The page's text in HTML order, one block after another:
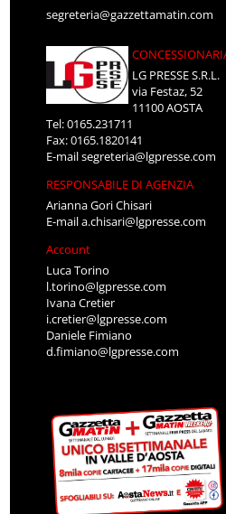
segreteria@gazzettamatin.com
LG PRESSE S.R.L.
via Festaz, 52
11100 AOSTA
Tel: 0165.231711
Fax: 0165.1820141
E-mailsegreteria@lgpresse.com
RESPONSABILE DI AGENZIA
Arianna Gori Chisari
E-maila.chisari@lgpresse.com
Account
Luca Torino
l.torino@lgpresse.com
Ivana Cretier
i.cretier@lgpresse.com
Daniele Fimiano
d.fimiano@lgpresse.com